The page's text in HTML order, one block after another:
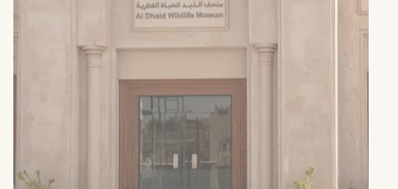
Музей дикой природы Аль-Дхайд